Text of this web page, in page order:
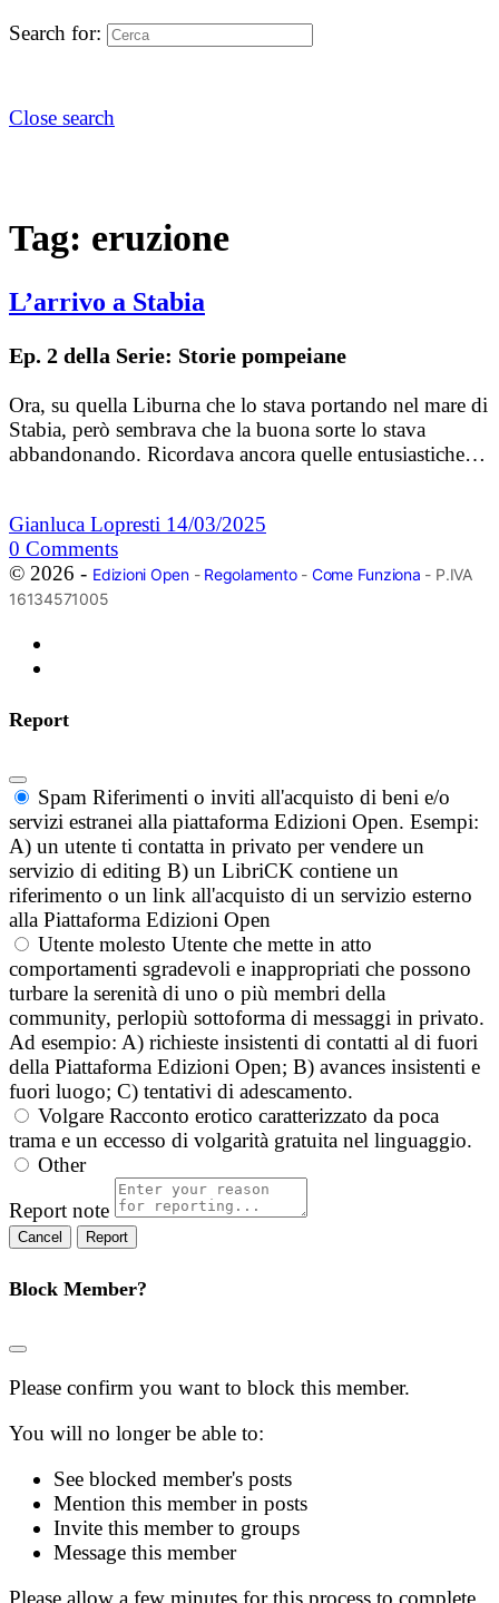
Search for:
Close search
Tag: eruzione
L’arrivo a Stabia
Ep. 2 della Serie: Storie pompeiane
Ora, su quella Liburna che lo stava portando nel mare di
Stabia, però sembrava che la buona sorte lo stava
abbandonando. Ricordava ancora quelle entusiastiche…
Gianluca Lopresti 14/03/2025
0 Comments
© 2026 - Edizioni Open- Regolamento- Come Funziona - P.IVA
16134571005
Report
Spam Riferimenti o inviti all'acquisto di beni e/o
servizi estranei alla piattaforma Edizioni Open. Esempi:
A) un utente ti contatta in privato per vendere un
servizio di editing B) un LibriCK contiene un
riferimento o un link all'acquisto di un servizio esterno
alla Piattaforma Edizioni Open
Utente molesto Utente che mette in atto
comportamenti sgradevoli e inappropriati che possono
turbare la serenità di uno o più membri della
community, perlopiù sottoforma di messaggi in privato.
Ad esempio: A) richieste insistenti di contatti al di fuori
della Piattaforma Edizioni Open; B) avances insistenti e
fuori luogo; C) tentativi di adescamento.
Volgare Racconto erotico caratterizzato da poca
trama e un eccesso di volgarità gratuita nel linguaggio.
Other
Report note
Report
Block Member?
Please confirm you want to block this member.
You will no longer be able to:
See blocked member's posts
Mention this member in posts
Invite this member to groups
Message this member
Please allow a few minutes for this process to complete.